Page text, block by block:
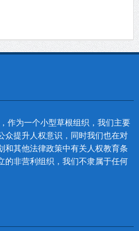
作为一个小型草根组织，我们主要
众提升人权意识，同时我们也在对
和其他法律政策中有关人权教育条
的非营利组织，我们不隶属于任何